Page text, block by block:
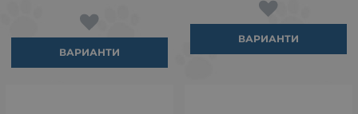
ВАРИАНТИ
ВАРИАНТИ